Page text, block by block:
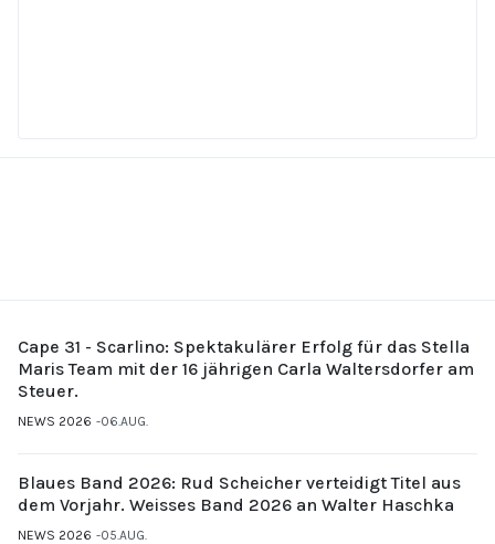
Cape 31 - Scarlino: Spektakulärer Erfolg für das Stella
Maris Team mit der 16 jährigen Carla Waltersdorfer am
Steuer.
NEWS 2026 06.AUG.
Blaues Band 2026: Rud Scheicher verteidigt Titel aus
dem Vorjahr. Weisses Band 2026 an Walter Haschka
NEWS 2026 05.AUG.